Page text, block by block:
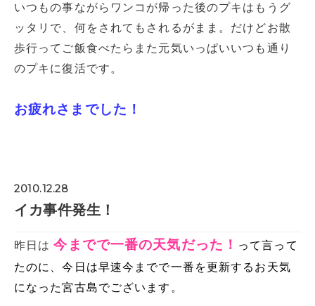
いつもの事ながらワンコが帰った後のプキはもうグ
ッタリで、何をされてもされるがまま。だけどお散
歩行ってご飯食べたらまた元気いっぱいいつも通り
のプキに復活です。
お疲れさまでした！
2010.12.28
イカ事件発生！
昨日は今までで一番の天気だった！ って言って
たのに、今日は早速今までで一番を更新するお天気
になった宮古島でございます。